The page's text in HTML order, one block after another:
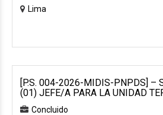
Lima
[P.S. 004-2026-MIDIS-PNPDS] –
(01) JEFE/A PARA LA UNIDAD
Concluido